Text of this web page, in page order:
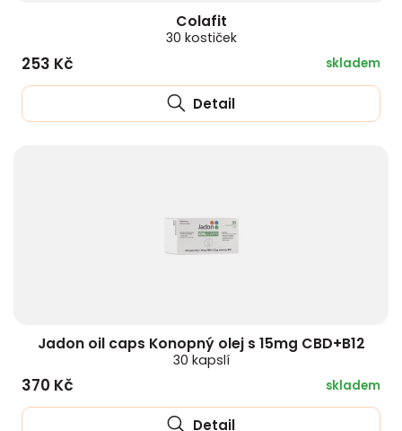
Colafit
30 kostiček
253 Kč skladem
Detail
Jadon oil caps Konopný olej s 15mg CBD+B12
30 kapslí
370 Kč skladem
Detail